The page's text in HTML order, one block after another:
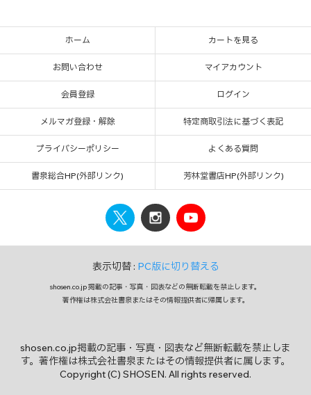
ホーム カートを見る
お問い合わせ マイアカウント
会員登録 ログイン
メルマガ登録・解除 特定商取引法に基づく表記
プライバシーポリシー よくある質問
書泉総合HP(外部リンク) 芳林堂書店HP(外部リンク)
表示切替 : PC版に切り替える
shosen.co.jp 掲載の記事・写真・図表などの無断転載を禁止します。
著作権は株式会社書泉またはその情報提供者に帰属します。
shosen.co.jp掲載の記事・写真・図表など無断転載を禁止しま
す。著作権は株式会社書泉またはその情報提供者に属します。
Copyright (C) SHOSEN. All rights reserved.